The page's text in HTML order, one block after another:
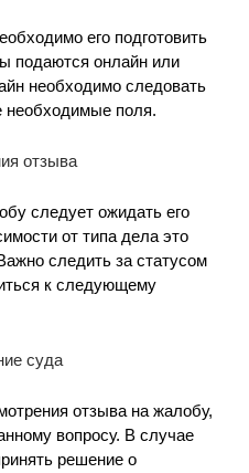
его подготовить
подаются онлайн или
необходимо следовать
необходимые поля.
отзыва
следует ожидать его
от типа дела это
следить за статусом
к следующему
суда
отзыва на жалобу,
вопросу. В случае
решение о